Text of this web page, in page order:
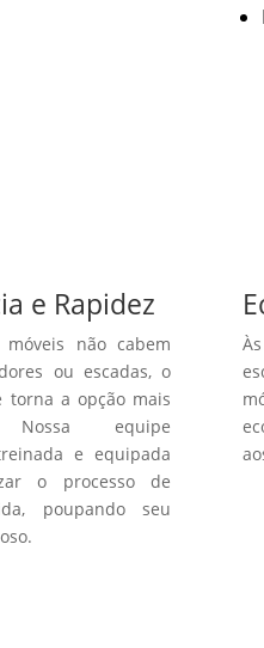
e Rapidez
não cabem
ou escadas, o
torna a opção mais
Nossa equipe
e equipada
o processo de
poupando seu